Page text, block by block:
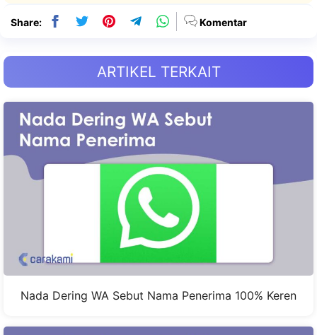
Share: Komentar
ARTIKEL TERKAIT
Nada Dering WA Sebut Nama Penerima 100% Keren